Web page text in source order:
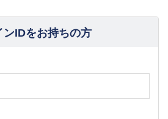
ンIDをお持ちの方